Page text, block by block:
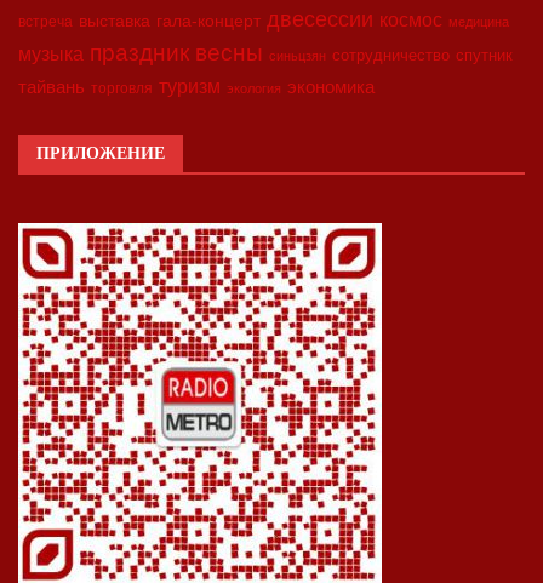
встреча выставка гала-концерт двесессии космос медицина
музыка праздник весны синьцзян сотрудничество спутник
тайвань торговля туризм экология экономика
ПРИЛОЖЕНИЕ